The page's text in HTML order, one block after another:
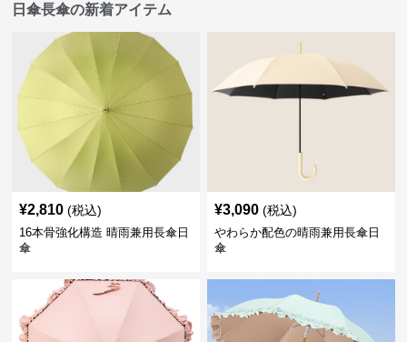
日傘長傘の新着アイテム
¥2,810 (税込)
16本骨強化構造 晴雨兼用長傘日
傘
¥3,090 (税込)
やわらか配色の晴雨兼用長傘日
傘